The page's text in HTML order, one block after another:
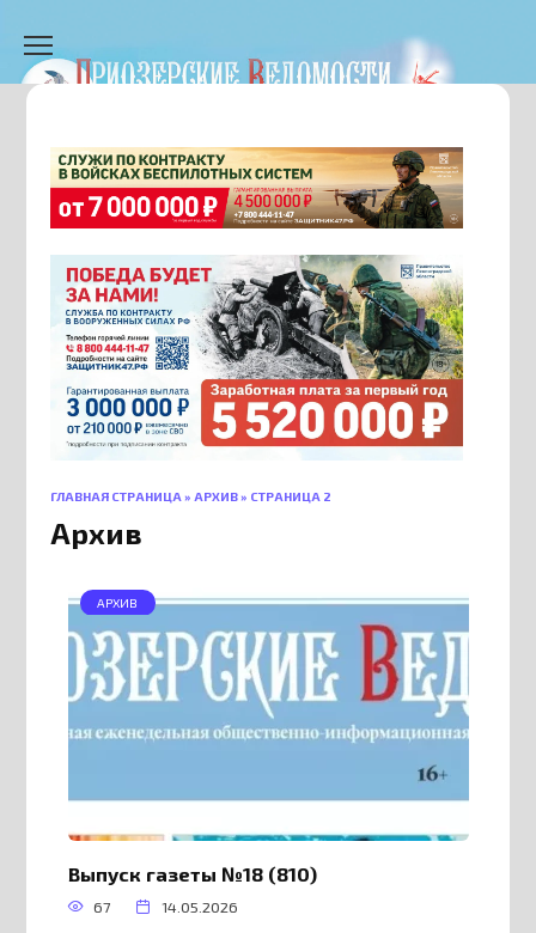
содержанию
ГЛАВНАЯ СТРАНИЦА » АРХИВ » СТРАНИЦА 2
Архив
АРХИВ
Выпуск газеты №18 (810)
67 14.05.2026